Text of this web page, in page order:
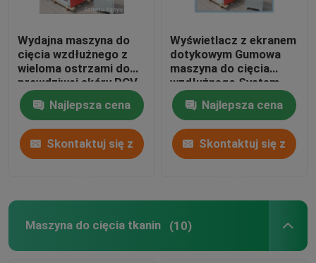
Wydajna maszyna do
cięcia wzdłużnego z
wieloma ostrzami do
prawdziwej skóry PCV
Najlepsza cena
Skontaktuj się z
Wyświetlacz z ekranem
dotykowym Gumowa
maszyna do cięcia
wzdłużnego System
sterowania PLC dla
skórzanej tkaniny
Najlepsza cena
Skontaktuj się z
Maszyna do cięcia tkanin (10)